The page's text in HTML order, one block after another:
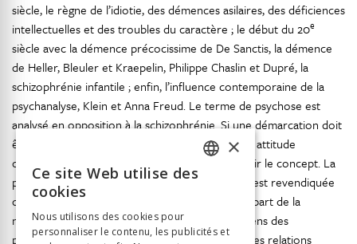
siècle, le règne de l’idiotie, des démences asilaires, des déficiences
intellectuelles et des troubles du caractère ; le début du 20e
siècle avec la démence précocissime de De Sanctis, la démence
de Heller, Bleuler et Kraepelin, Philippe Chaslin et Dupré, la
schizophrénie infantile ; enfin, l’influence contemporaine de la
psychanalyse, Klein et Anna Freud. Le terme de psychose est
analysé en opposition à la schizophrénie. Si une démarcation doit
être clairement établie, il s’agit ici d’adopter une attitude
compréhensive dans l’analyse clinique, et d’élargir le concept. La
prise en compte du développement de l’enfant est revendiquée
dans ses variations et ses crises pour faire le départ de la
normalité. Au centre se trouve la question du sens des
perturbations relationnelles liée à une analyse des relations
ITALIAN
×
Ce site Web utilise des
cookies
Nous utilisons des cookies pour
personnaliser le contenu, les publicités et